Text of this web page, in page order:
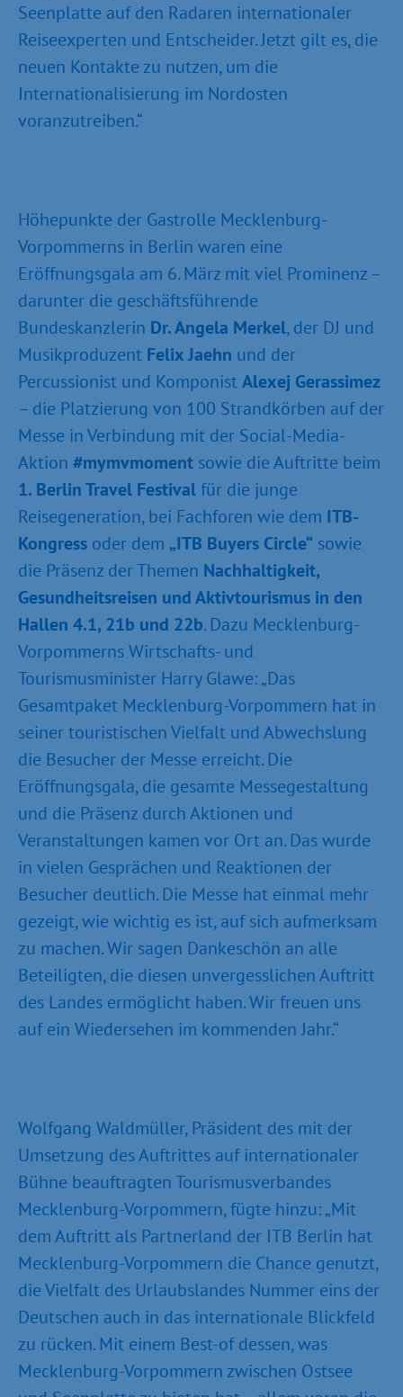
Seenplatte auf den Radaren internationaler
Reiseexperten und Entscheider. Jetzt gilt es, die
neuen Kontakte zu nutzen, um die
Internationalisierung im Nordosten
voranzutreiben.“
Höhepunkte der Gastrolle Mecklenburg-
Vorpommerns in Berlin waren eine
Eröffnungsgala am 6. März mit viel Prominenz –
darunter die geschäftsführende
Bundeskanzlerin Dr. Angela Merkel, der DJ und
Musikproduzent Felix Jaehn und der
Percussionist und KomponistAlexej Gerassimez
– die Platzierung von 100 Strandkörben auf der
Messe in Verbindung mit der Social-Media-
Aktion #mymvmoment sowie die Auftritte beim
1. Berlin Travel Festivalfür die junge
Reisegeneration, bei Fachforen wie dem ITB-
Kongress oder dem „ITB Buyers Circle“ sowie
die Präsenz der Themen Nachhaltigkeit,
Gesundheitsreisen und Aktivtourismus in den
Hallen 4.1, 21b und 22b. Dazu Mecklenburg-
Vorpommerns Wirtschafts- und
Tourismusminister Harry Glawe: „Das
Gesamtpaket Mecklenburg-Vorpommern hat in
seiner touristischen Vielfalt und Abwechslung
die Besucher der Messe erreicht. Die
Eröffnungsgala, die gesamte Messegestaltung
und die Präsenz durch Aktionen und
Veranstaltungen kamen vor Ort an. Das wurde
in vielen Gesprächen und Reaktionen der
Besucher deutlich. Die Messe hat einmal mehr
gezeigt, wie wichtig es ist, auf sich aufmerksam
zu machen. Wir sagen Dankeschön an alle
Beteiligten, die diesen unvergesslichen Auftritt
des Landes ermöglicht haben. Wir freuen uns
auf ein Wiedersehen im kommenden Jahr.“
Wolfgang Waldmüller, Präsident des mit der
Umsetzung des Auftrittes auf internationaler
Bühne beauftragten Tourismusverbandes
Mecklenburg-Vorpommern, fügte hinzu: „Mit
dem Auftritt als Partnerland der ITB Berlin hat
Mecklenburg-Vorpommern die Chance genutzt,
die Vielfalt des Urlaubslandes Nummer eins der
Deutschen auch in das internationale Blickfeld
zu rücken. Mit einem Best-of dessen, was
Mecklenburg-Vorpommern zwischen Ostsee